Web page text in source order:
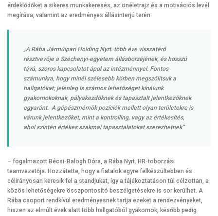
érdeklődőket a sikeres munkakeresés, az önéletrajz és a motivációs levél
megírása, valamint az eredményes állásinterjú terén.
„A Rába Járműipari Holding Nyrt. több éve visszatérő
résztvevője a Széchenyi-egyetem állásbörzéjének, és hosszú
távú, szoros kapcsolatot ápol az intézménnyel. Fontos
számunkra, hogy minél szélesebb körben megszólítsuk a
hallgatókat; jelenleg is számos lehetőséget kínálunk
gyakornokoknak, pályakezdőknek és tapasztalt jelentkezőknek
egyaránt. A gépészmérnök pozíciók mellett olyan területekre is
várunk jelentkezőket, mint a kontrolling, vagy az értékesítés,
ahol szintén értékes szakmai tapasztalatokat szerezhetnek”
– fogalmazott Bécsi-Balogh Dóra, a Rába Nyrt. HR-toborzási
teamvezetője. Hozzátette, hogy a fiatalok egyre felkészültebben és
célirányosan keresik fel a standjukat, így a tájékoztatáson túl célzottan, a
közös lehetőségekre összpontosító beszélgetésekre is sor kerülhet. A
Rába csoport rendkívül eredményesnek tartja ezeket a rendezvényeket,
hiszen az elmúlt évek alatt több hallgatóból gyakornok, később pedig